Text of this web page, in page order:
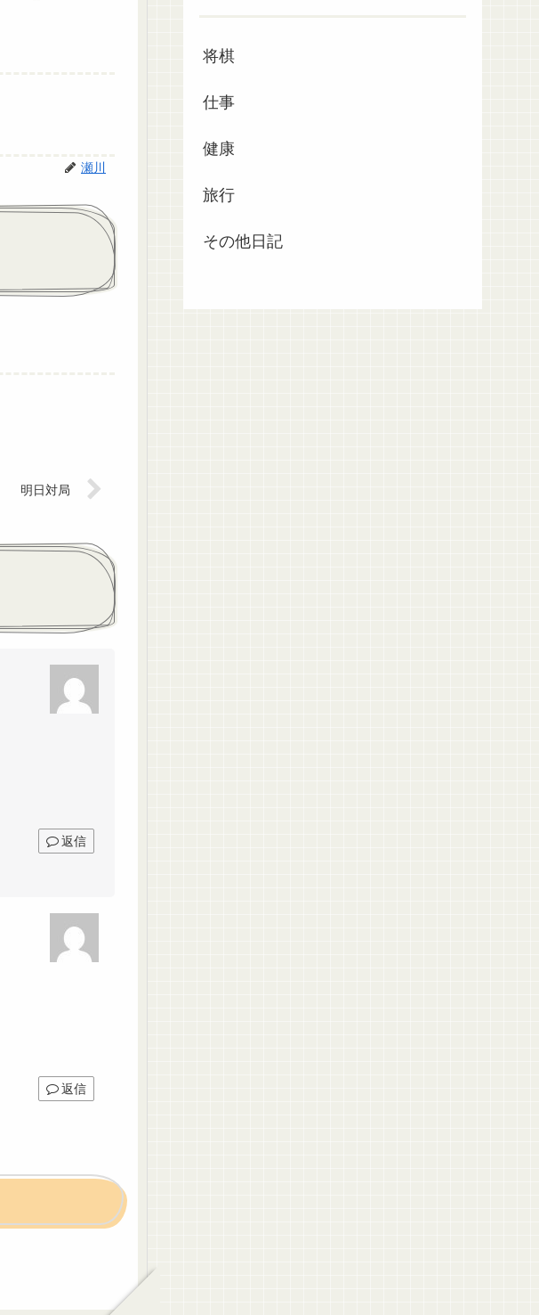
瀬川
明日対局
返信
返信
将棋
仕事
健康
旅行
その他日記